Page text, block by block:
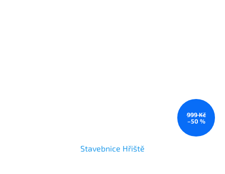
999 Kč
–50 %
Stavebnice Hřiště